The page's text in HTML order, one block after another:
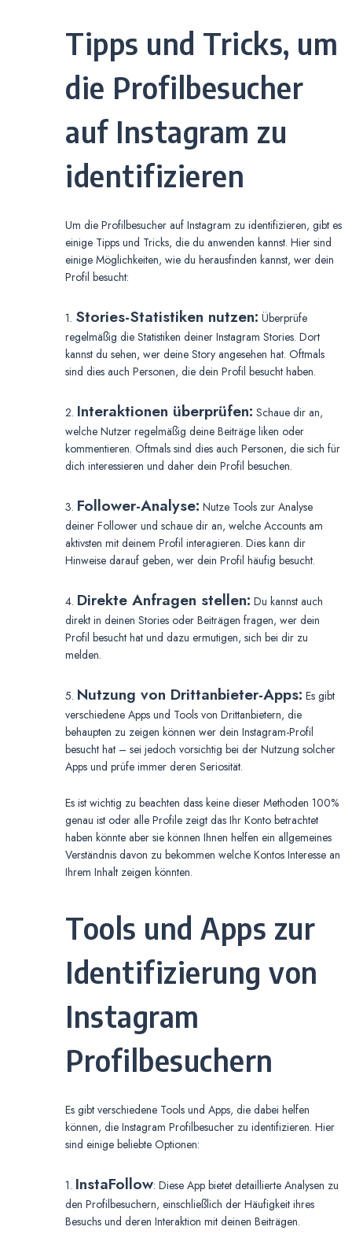
Tipps und Tricks, um
die Profilbesucher
auf Instagram zu
identifizieren
Um die Profilbesucher auf Instagram zu identifizieren, gibt es
einige Tipps und Tricks, die du anwenden kannst. Hier sind
einige Möglichkeiten, wie du herausfinden kannst, wer dein
Profil besucht:
1. Stories-Statistiken nutzen: Überprüfe
regelmäßig die Statistiken deiner Instagram Stories. Dort
kannst du sehen, wer deine Story angesehen hat. Oftmals
sind dies auch Personen, die dein Profil besucht haben.
2. Interaktionen überprüfen: Schaue dir an,
welche Nutzer regelmäßig deine Beiträge liken oder
kommentieren. Oftmals sind dies auch Personen, die sich für
dich interessieren und daher dein Profil besuchen.
3. Follower-Analyse: Nutze Tools zur Analyse
deiner Follower und schaue dir an, welche Accounts am
aktivsten mit deinem Profil interagieren. Dies kann dir
Hinweise darauf geben, wer dein Profil häufig besucht.
4. Direkte Anfragen stellen: Du kannst auch
direkt in deinen Stories oder Beiträgen fragen, wer dein
Profil besucht hat und dazu ermutigen, sich bei dir zu
melden.
5. Nutzung von Drittanbieter-Apps: Es gibt
verschiedene Apps und Tools von Drittanbietern, die
behaupten zu zeigen können wer dein Instagram-Profil
besucht hat – sei jedoch vorsichtig bei der Nutzung solcher
Apps und prüfe immer deren Seriosität.
Es ist wichtig zu beachten dass keine dieser Methoden 100%
genau ist oder alle Profile zeigt das Ihr Konto betrachtet
haben könnte aber sie können Ihnen helfen ein allgemeines
Verständnis davon zu bekommen welche Kontos Interesse an
Ihrem Inhalt zeigen könnten.
Tools und Apps zur
Identifizierung von
Instagram
Profilbesuchern
Es gibt verschiedene Tools und Apps, die dabei helfen
können, die Instagram Profilbesucher zu identifizieren. Hier
sind einige beliebte Optionen:
1. InstaFollow: Diese App bietet detaillierte Analysen zu
den Profilbesuchern, einschließlich der Häufigkeit ihres
Besuchs und deren Interaktion mit deinen Beiträgen.